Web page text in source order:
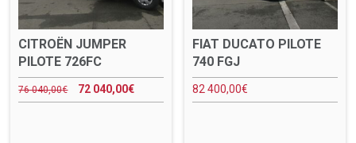
CITROËN JUMPER
PILOTE 726FC
76 040,00€ 72 040,00€
FIAT DUCATO PILOTE
740 FGJ
82 400,00€